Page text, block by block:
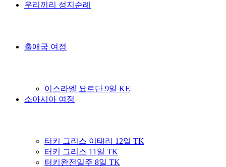
우리끼리 성지순례
출애굽 여정
이스라엘 요르단 9일 KE
소아시아 여정
터키 그리스 이태리 12일 TK
터키 그리스 11일 TK
터키완전일주 8일 TK